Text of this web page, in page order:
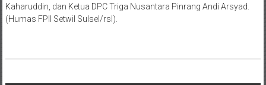
Kaharuddin, dan Ketua DPC Triga Nusantara Pinrang Andi Arsyad.
(Humas FPII Setwil Sulsel/rsl).